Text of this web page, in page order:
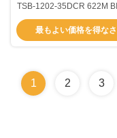
TSB-1202-35DCR 622M
T-1310nm,R1550nm ホッ
可能なSFPトランシーバー
ール 3年
最もよい価格を得な
1 2 3